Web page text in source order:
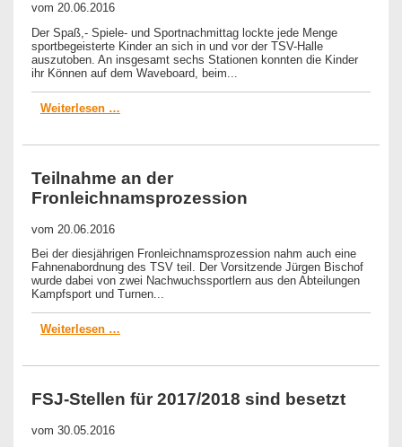
vom 20.06.2016
Der Spaß,- Spiele- und Sportnachmittag lockte jede Menge
sportbegeisterte Kinder an sich in und vor der TSV-Halle
auszutoben. An insgesamt sechs Stationen konnten die Kinder
ihr Können auf dem Waveboard, beim...
Weiterlesen …
Teilnahme an der
Fronleichnamsprozession
vom 20.06.2016
Bei der diesjährigen Fronleichnamsprozession nahm auch eine
Fahnenabordnung des TSV teil. Der Vorsitzende Jürgen Bischof
wurde dabei von zwei Nachwuchssportlern aus den Abteilungen
Kampfsport und Turnen...
Weiterlesen …
FSJ-Stellen für 2017/2018 sind besetzt
vom 30.05.2016